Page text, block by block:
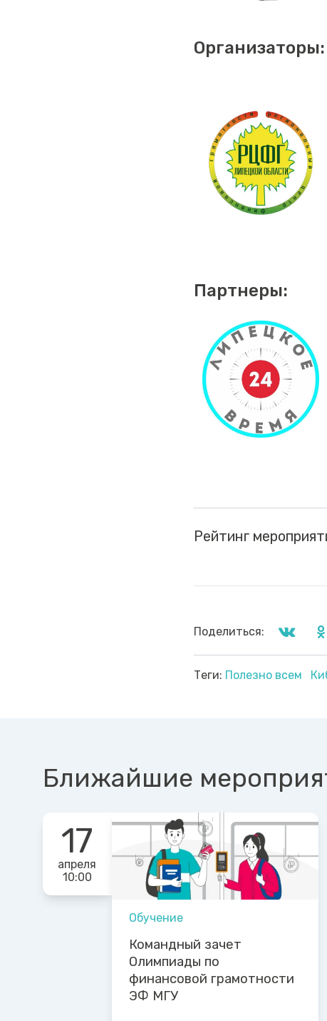
Организаторы:
Партнеры:
Рейтинг
Поделиться:
Теги: Полезно всем
Ближайшие
17
апреля
10:00
Обучение
Командный зачет
Олимпиады по
финансовой грамотности
ЭФ МГУ